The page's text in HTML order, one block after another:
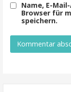
Name, E-
Browser für
speichern.